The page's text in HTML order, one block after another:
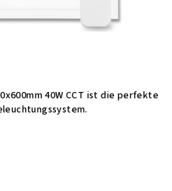
40W CCT ist die perfekte